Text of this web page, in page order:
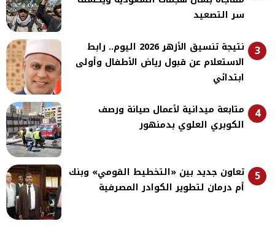
سر التصعيد
3
نتيجة تنسيق الأزهر 2026 اليوم.. رابط
الاستعلام عن قبول رياض الأطفال وأولى
ابتدائي
4
متابعة ميدانية لأعمال صيانة ورصف
الكوبري العلوي بدمنهور
5
تعاون جديد بين «التخطيط القومي» وبنك
أم درمان لتطوير الكوادر المصرفية